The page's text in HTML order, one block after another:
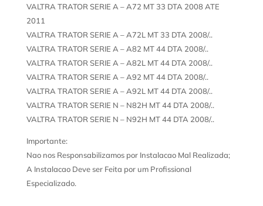
VALTRA TRATOR SERIE A – A72 MT 33 DTA 2008 ATE
2011
VALTRA TRATOR SERIE A – A72L MT 33 DTA 2008/..
VALTRA TRATOR SERIE A – A82 MT 44 DTA 2008/..
VALTRA TRATOR SERIE A – A82L MT 44 DTA 2008/..
VALTRA TRATOR SERIE A – A92 MT 44 DTA 2008/..
VALTRA TRATOR SERIE A – A92L MT 44 DTA 2008/..
VALTRA TRATOR SERIE N – N82H MT 44 DTA 2008/..
VALTRA TRATOR SERIE N – N92H MT 44 DTA 2008/..
Importante:
Nao nos Responsabilizamos por Instalacao Mal Realizada;
A Instalacao Deve ser Feita por um Profissional
Especializado.